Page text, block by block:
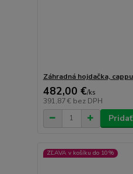
Záhradná hojdačka,
482,00 €/ks
391,87 € bez DPH
ZĽAVA v košíku do 10%